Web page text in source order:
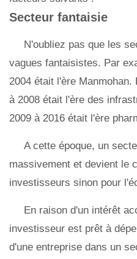
Secteur fantaisie
N'oubliez pas que les
vagues fantaisistes. Par
2004 était l'ère
à 2008 était l'ère des
2009 à 2016 était l'ère
A cette époque, un
massivement et devient le
investisseurs sinon pour
En raison d'un intérêt
investisseur est prêt à
d'une entreprise dans un